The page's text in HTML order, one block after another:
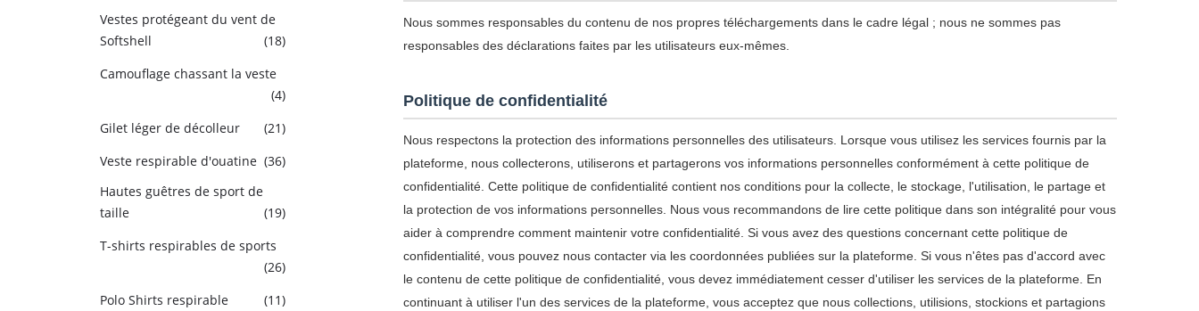
Vestes protégeant du vent de
Softshell
(18)
Camouflage chassant la veste
(4)
Gilet léger de décolleur
(21)
Veste respirable d'ouatine (36)
Hautes guêtres de sport de
taille
(19)
T-shirts respirables de sports
(26)
Polo Shirts respirable
(11)
Nous sommes responsables du contenu de nos propres téléchargements dans le cadre légal ; nous ne sommes pas
responsables des déclarations faites par les utilisateurs eux-mêmes.
Politique de confidentialité
Nous respectons la protection des informations personnelles des utilisateurs. Lorsque vous utilisez les services fournis par la
plateforme, nous collecterons, utiliserons et partagerons vos informations personnelles conformément à cette politique de
confidentialité. Cette politique de confidentialité contient nos conditions pour la collecte, le stockage, l'utilisation, le partage et
la protection de vos informations personnelles. Nous vous recommandons de lire cette politique dans son intégralité pour vous
aider à comprendre comment maintenir votre confidentialité. Si vous avez des questions concernant cette politique de
confidentialité, vous pouvez nous contacter via les coordonnées publiées sur la plateforme. Si vous n'êtes pas d'accord avec
le contenu de cette politique de confidentialité, vous devez immédiatement cesser d'utiliser les services de la plateforme. En
continuant à utiliser l'un des services de la plateforme, vous acceptez que nous collections, utilisions, stockions et partagions